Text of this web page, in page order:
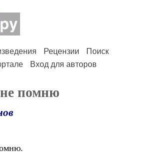
Рецензии
Поиск
Вход для авторов
помню